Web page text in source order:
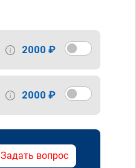
2000 ₽
2000 ₽
Задать вопрос